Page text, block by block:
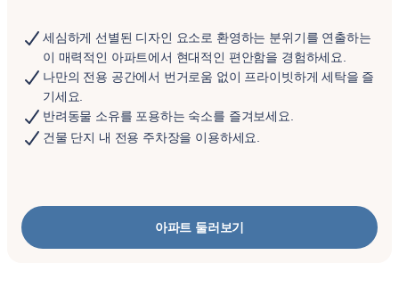
세심하게 선별된 디자인 요소로 환영하는 분위기를 연출하는
이 매력적인 아파트에서 현대적인 편안함을 경험하세요.
나만의 전용 공간에서 번거로움 없이 프라이빗하게 세탁을 즐
기세요.
반려동물 소유를 포용하는 숙소를 즐겨보세요.
건물 단지 내 전용 주차장을 이용하세요.
아파트 둘러보기